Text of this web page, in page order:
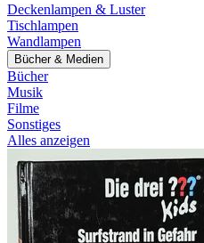
Deckenlampen & Luster
Tischlampen
Wandlampen
Bücher & Medien
Bücher
Musik
Filme
Sonstiges
Alles anzeigen